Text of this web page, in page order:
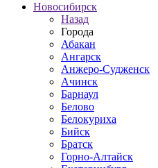
Новосибирск
Назад
Города
Абакан
Ангарск
Анжеро-Судженск
Ачинск
Барнаул
Белово
Белокуриха
Бийск
Братск
Горно-Алтайск